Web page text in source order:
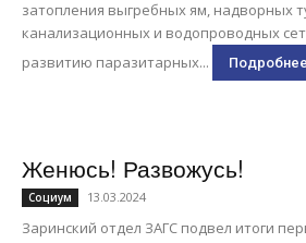
затопления выгребных ям, надворных
канализационных и водопроводных
развитию паразитарных...
Подробнее
Женюсь! Развожусь!
Социум 13.03.2024
Заринский отдел ЗАГС подвел итоги